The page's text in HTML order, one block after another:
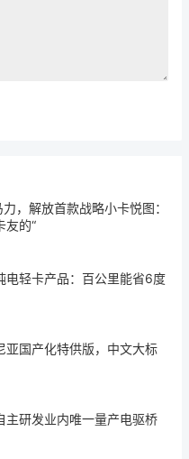
，解放首款战略小卡悦图：
友的“
电轻卡产品：百公里能省6度
亚国产化特供版，中文大标
主研发业内唯一量产电驱桥